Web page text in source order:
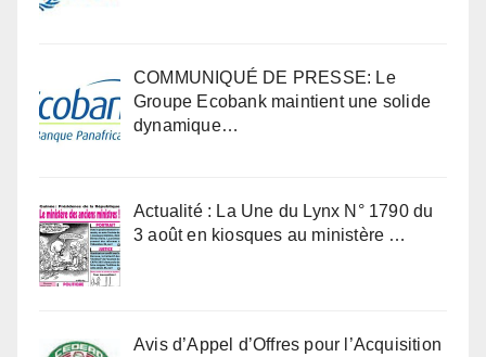
COMMUNIQUÉ DE PRESSE: Le
Groupe Ecobank maintient une solide
dynamique…
Actualité : La Une du Lynx N° 1790 du
3 août en kiosques au ministère …
Avis d’Appel d’Offres pour l’Acquisition